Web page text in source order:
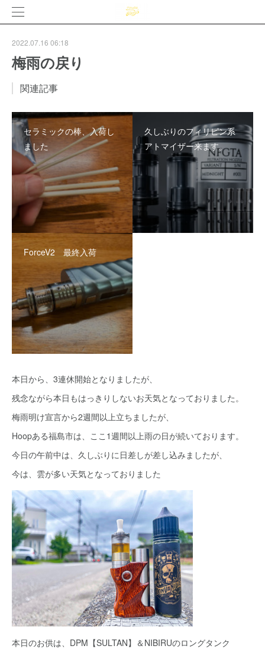
2022.07.16 06:18
梅雨の戻り
関連記事
セラミックの棒、入荷し
ました
久しぶりのフィリピン系
アトマイザー来ます。
ForceV2 最終入荷
本日から、3連休開始となりましたが、
残念ながら本日もはっきりしないお天気となっておりました。
梅雨明け宣言から2週間以上立ちましたが、
Hoopある福島市は、ここ1週間以上雨の日が続いております。
今日の午前中は、久しぶりに日差しが差し込みましたが、
今は、雲が多い天気となっておりました
本日のお供は、DPM【SULTAN】＆NIBIRUのロングタンク